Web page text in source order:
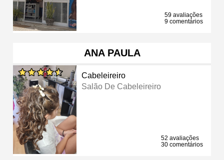
59 avaliações
9 comentários
ANA PAULA
Cabeleireiro
Salão De Cabeleireiro
52 avaliações
30 comentários